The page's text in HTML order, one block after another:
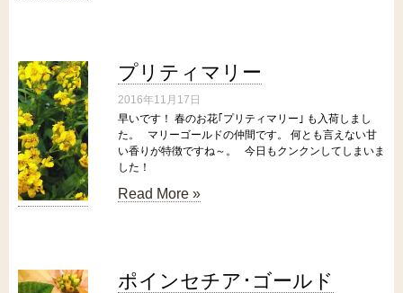
プリティマリー
2016年11月17日
早いです！ 春のお花｢プリティマリー｣ も入荷しまし
た。 マリーゴールドの仲間です。 何とも言えない甘
い香りが特徴ですね～。 今日もクンクンしてしまいま
した！
Read More »
ポインセチア･ゴールド